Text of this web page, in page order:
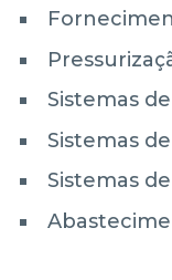
Sistemas
Sistemas
Sistemas